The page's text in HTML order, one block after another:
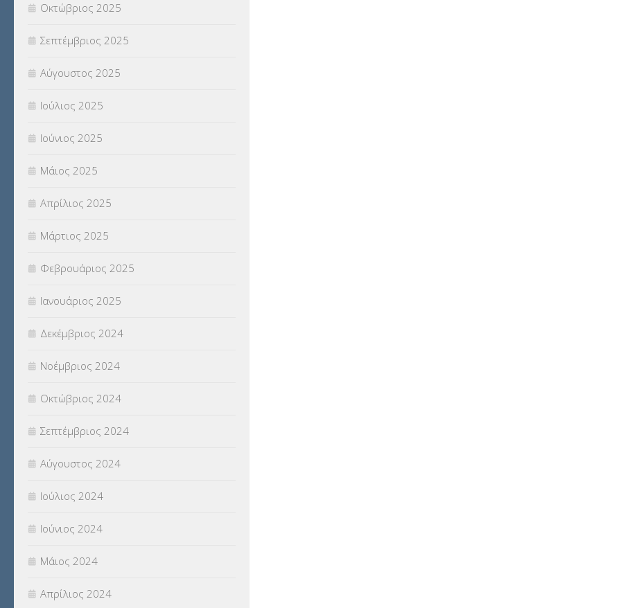
ΥΠΟΤΡΟΦΙΕΣ(28)
ΦΥΣΙΚΗ ΑΓΩΓΗ(692)
Χωρίς κατηγορία
Οκτώβριος 2025
Σεπτέμβριος 2025
Αύγουστος 2025
Ιούλιος 2025
Ιούνιος 2025
Μάιος 2025
Απρίλιος 2025
Μάρτιος 2025
Φεβρουάριος 2025
Ιανουάριος 2025
Δεκέμβριος 2024
Νοέμβριος 2024
Οκτώβριος 2024
Σεπτέμβριος 2024
Αύγουστος 2024
Ιούλιος 2024
Ιούνιος 2024
Μάιος 2024
Απρίλιος 2024